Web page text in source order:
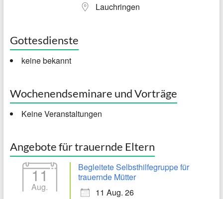
Lauchringen
Gottesdienste
keine bekannt
Wochenendseminare und Vorträge
Keine Veranstaltungen
Angebote für trauernde Eltern
11
Aug.
Begleitete Selbsthilfegruppe für
trauernde Mütter
11 Aug. 26